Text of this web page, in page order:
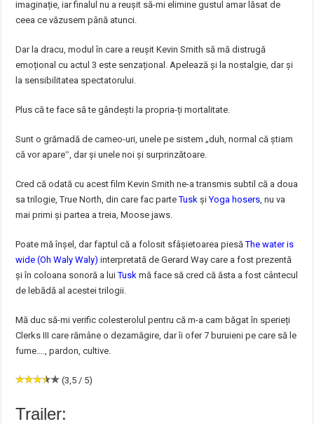
imaginație, iar finalul nu a reușit să-mi elimine gustul amar lăsat de
ceea ce văzusem până atunci.
Dar la dracu, modul în care a reușit Kevin Smith să mă distrugă
emoțional cu actul 3 este senzațional. Apelează și la nostalgie, dar și
la sensibilitatea spectatorului.
Plus că te face să te gândești la propria-ți mortalitate.
Sunt o grămadă de cameo-uri, unele pe sistem „duh, normal că știam
că vor apare‟, dar și unele noi și surprinzătoare.
Cred că odată cu acest film Kevin Smith ne-a transmis subtil că a doua
sa trilogie, True North, din care fac parteTusk șiYoga hosers, nu va
mai primi și partea a treia, Moose jaws.
Poate mă înșel, dar faptul că a folosit sfâșietoarea piesăThe water is
wide (Oh Waly Waly) interpretată de Gerard Way care a fost prezentă
și în coloana sonoră a luiTusk mă face să cred că ăsta a fost cântecul
de lebădă al acestei trilogii.
Mă duc să-mi verific colesterolul pentru că m-a cam băgat în sperieți
Clerks III care rămâne o dezamăgire, dar îi ofer 7 buruieni pe care să le
fume…., pardon, cultive.
(3,5 / 5)
Trailer: